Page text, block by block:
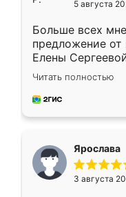
5 августа
Больше всех
предложение от
Елены
короткие сроки
для замера
предложил по
Читать полностью
Ярослава
3 августа